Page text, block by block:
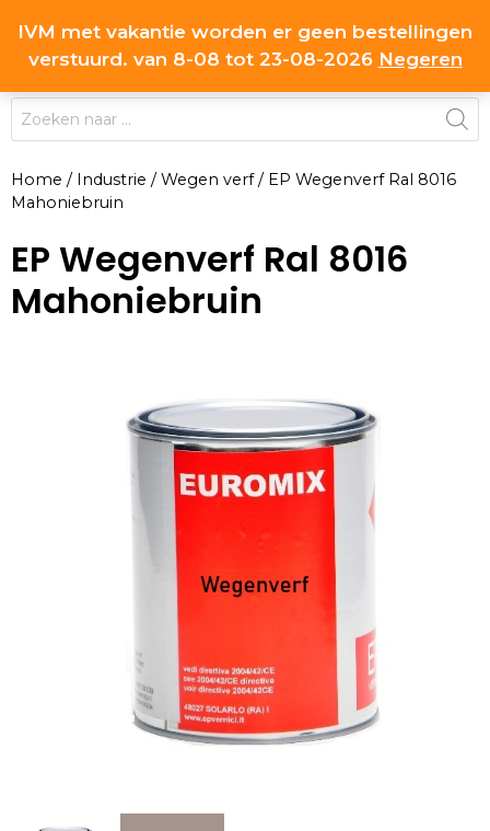
IVM met vakantie worden er geen bestellingen
verstuurd. van 8-08 tot 23-08-2026 Negeren
naar
inhoud
0 MENU
Producten
zoeken
Home / Industrie /Wegen verf/ EP Wegenverf Ral 8016
Mahoniebruin
EP Wegenverf Ral 8016
Mahoniebruin